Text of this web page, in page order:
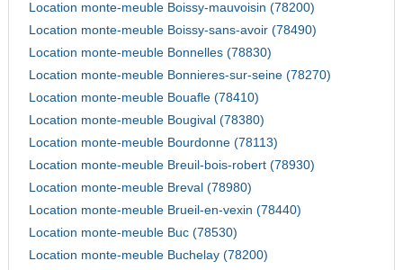
Location monte-meuble Boissy-mauvoisin (78200)
Location monte-meuble Boissy-sans-avoir (78490)
Location monte-meuble Bonnelles (78830)
Location monte-meuble Bonnieres-sur-seine (78270)
Location monte-meuble Bouafle (78410)
Location monte-meuble Bougival (78380)
Location monte-meuble Bourdonne (78113)
Location monte-meuble Breuil-bois-robert (78930)
Location monte-meuble Breval (78980)
Location monte-meuble Brueil-en-vexin (78440)
Location monte-meuble Buc (78530)
Location monte-meuble Buchelay (78200)